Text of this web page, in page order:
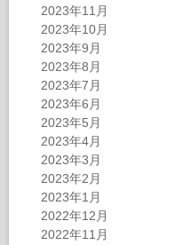
2023年11月
2023年10月
2023年9月
2023年8月
2023年7月
2023年6月
2023年5月
2023年4月
2023年3月
2023年2月
2023年1月
2022年12月
2022年11月